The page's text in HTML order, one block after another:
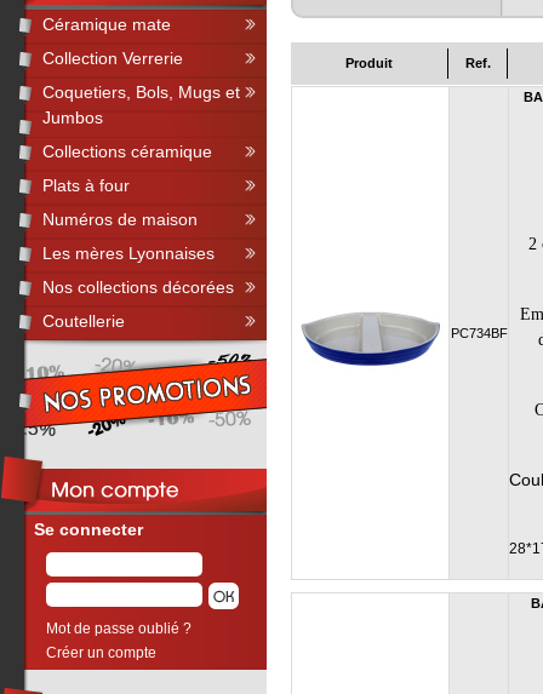
Produit Ref.
PC734BF
2
Céramique mate
Collection Verrerie
Coquetiers, Bols, Mugs et
Jumbos
Collections céramique
Plats à four
Numéros de maison
Les mères Lyonnaises
Nos collections décorées
Coutellerie
Se connecter
Mot de passe oublié ?
Créer un compte